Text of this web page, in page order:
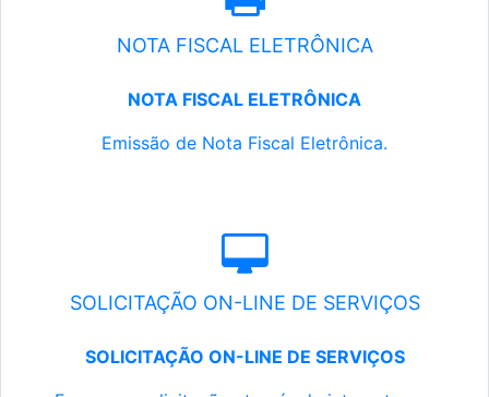
NOTA FISCAL ELETRÔNICA
NOTA FISCAL ELETRÔNICA
Emissão de Nota Fiscal Eletrônica.
SOLICITAÇÃO ON-LINE DE SERVIÇOS
SOLICITAÇÃO ON-LINE DE SERVIÇOS